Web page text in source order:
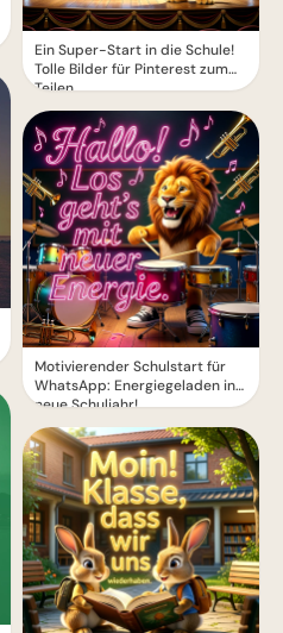
Ein Super-Start in die Schule!
Tolle Bilder für Pinterest zum
Teilen.
Motivierender Schulstart für
WhatsApp: Energiegeladen ins
neue Schuljahr!